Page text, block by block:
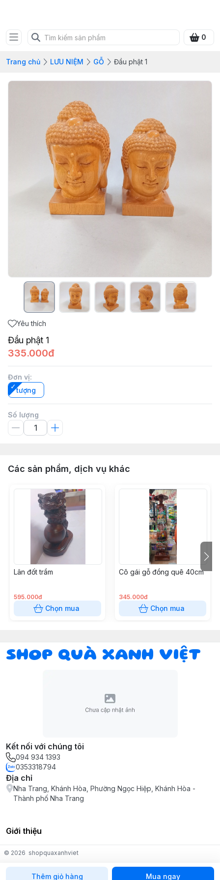
0
Trang chủ LƯU NIỆM GỖ Đầu phật 1
Yêu thích
Đầu phật 1
335.000đ
Đơn vị:
tượng
Số lượng
Thêm giỏ hàng Mua ngay
Các sản phẩm, dịch vụ khác
Lân đốt trầm
595.000đ
Chọn mua
Cô gái gỗ đồng quê 40cm
345.000đ
Chọn mua
SHOP QUÀ XANH VIỆT
Kết nối với chúng tôi
094 934 1393
0353318794
Địa chỉ
Nha Trang, Khánh Hòa, Phường Ngọc Hiệp, Khánh Hòa -
Thành phố Nha Trang
Giới thiệu
© 2026 shopquaxanhviet